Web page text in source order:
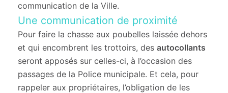
communication de la Ville.
Une communication de proximité
Pour faire la chasse aux poubelles laissée dehors
et qui encombrent les trottoirs, desautocollants
seront apposés sur celles-ci, à l’occasion des
passages de la Police municipale. Et cela, pour
rappeler aux propriétaires, l’obligation de les